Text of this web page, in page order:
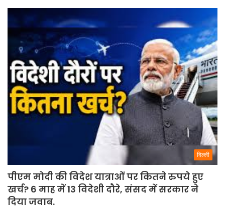
दिल्ली
पीएम मोदी की विदेश यात्राओं पर कितने रुपये हुए
खर्च? 6 माह में 13 विदेशी दौरे, संसद में सरकार ने
दिया जवाब.